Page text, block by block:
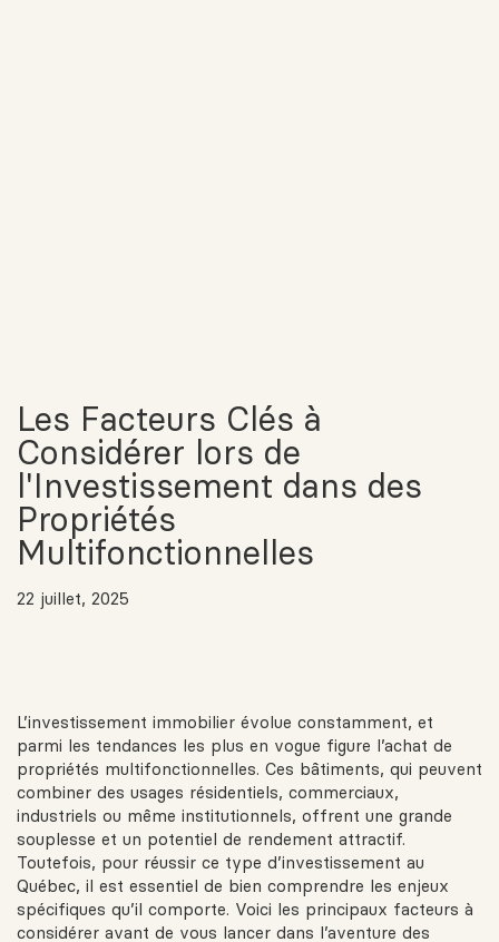
Les Facteurs Clés à
Considérer lors de
l'Investissement dans des
Propriétés
Multifonctionnelles
22 juillet, 2025
L’investissement immobilier évolue constamment, et
parmi les tendances les plus en vogue figure l’achat de
propriétés multifonctionnelles. Ces bâtiments, qui peuvent
combiner des usages résidentiels, commerciaux,
industriels ou même institutionnels, offrent une grande
souplesse et un potentiel de rendement attractif.
Toutefois, pour réussir ce type d’investissement au
Québec, il est essentiel de bien comprendre les enjeux
spécifiques qu’il comporte. Voici les principaux facteurs à
considérer avant de vous lancer dans l’aventure des